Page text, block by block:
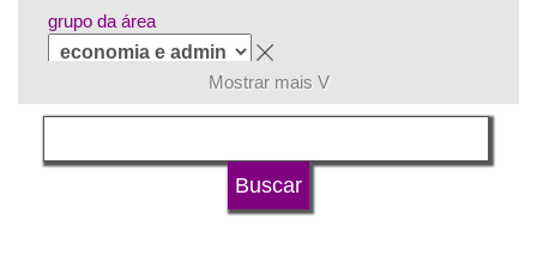
grupo da área
língua
Mostrar mais V